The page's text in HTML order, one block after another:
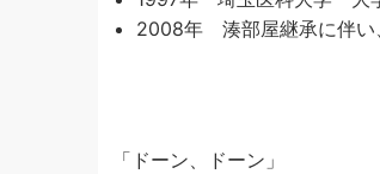
2008年 湊部屋継承に伴い
「ドーン、ドーン」